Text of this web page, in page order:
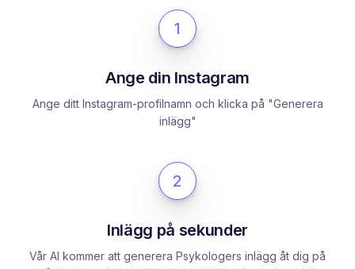
1
Ange din Instagram
Ange ditt Instagram-profilnamn och klicka på "Generera
inlägg"
2
Inlägg på sekunder
Vår AI kommer att generera Psykologers inlägg åt dig på